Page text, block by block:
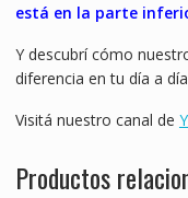
está en la parte
Y descubrí cómo
diferencia en tu día a
Visitá nuestro canal de
Productos